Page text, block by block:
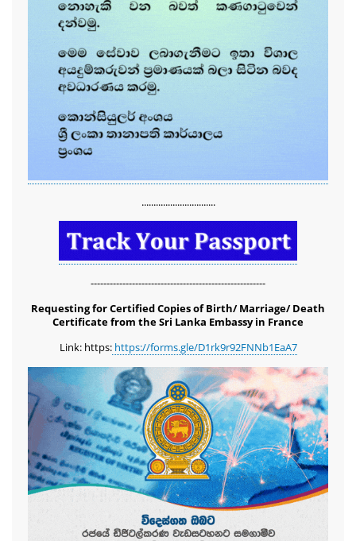
...............................
-------------------------------------------------------
Requesting for Certified Copies of Birth/ Marriage/ Death
Certificate from the Sri Lanka Embassy in France
Link: https:https://forms.gle/D1rk9r92FNNb1EaA7